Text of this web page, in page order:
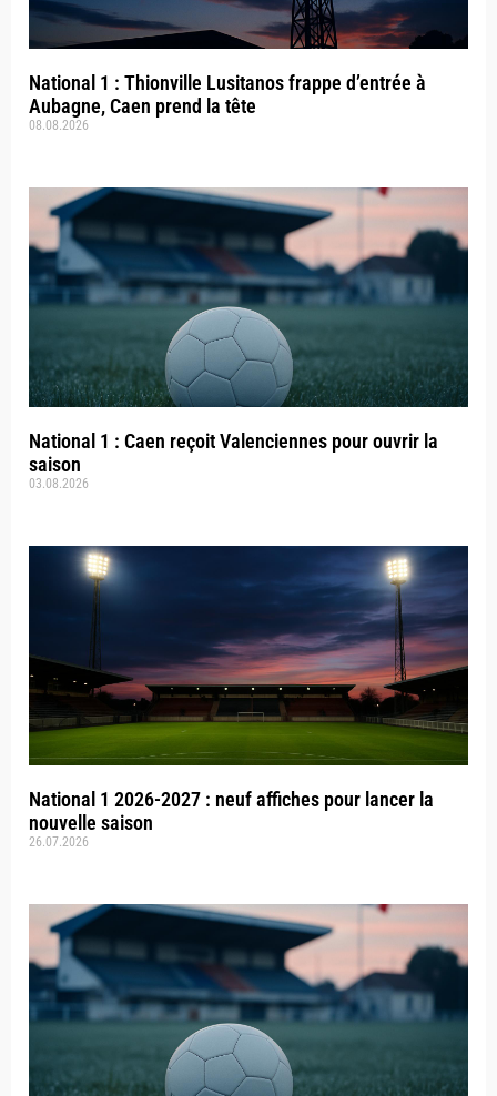
National 1 : Thionville Lusitanos frappe d’entrée à
Aubagne, Caen prend la tête
08.08.2026
National 1 : Caen reçoit Valenciennes pour ouvrir la
saison
03.08.2026
National 1 2026-2027 : neuf affiches pour lancer la
nouvelle saison
26.07.2026